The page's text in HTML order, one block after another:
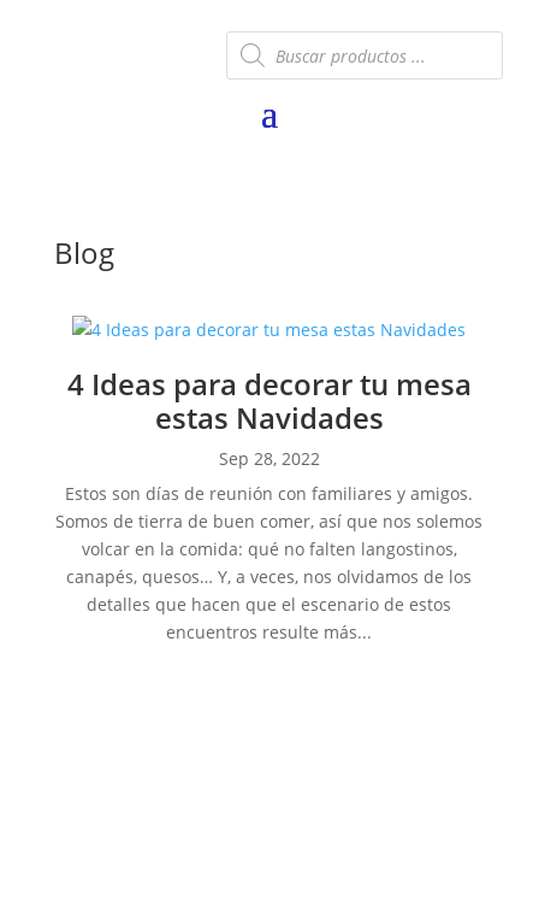
Búsqueda
de
productos
Blog
4 Ideas para decorar tu mesa
estas Navidades
Sep 28, 2022
Estos son días de reunión con familiares y amigos.
Somos de tierra de buen comer, así que nos solemos
volcar en la comida: qué no falten langostinos,
canapés, quesos… Y, a veces, nos olvidamos de los
detalles que hacen que el escenario de estos
encuentros resulte más...